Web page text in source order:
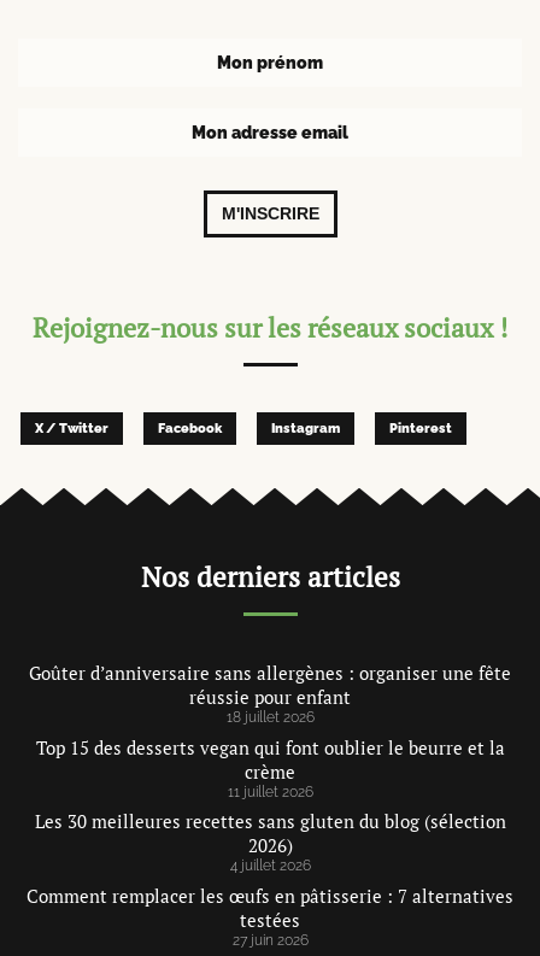
M'INSCRIRE
Rejoignez-nous sur les réseaux sociaux !
X / Twitter Facebook Instagram Pinterest
Nos derniers articles
Goûter d’anniversaire sans allergènes : organiser une fête
réussie pour enfant
18 juillet 2026
Top 15 des desserts vegan qui font oublier le beurre et la
crème
11 juillet 2026
Les 30 meilleures recettes sans gluten du blog (sélection
2026)
4 juillet 2026
Comment remplacer les œufs en pâtisserie : 7 alternatives
testées
27 juin 2026